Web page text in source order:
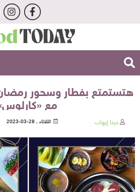
هتستمتع بفطار وسحور
مع
جينا إيهاب الثلاثاء , 28-03-2023